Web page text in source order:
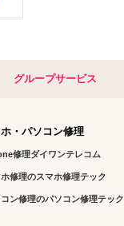
グループサービス
・パソコン修理
修理ダイワンテレコム
修理のスマホ修理テック
ン修理のパソコン修理テック